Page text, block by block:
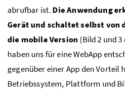
abrufbar ist. Die Anwendung
Gerät und schaltet selbst von
die mobile Version (Bild 2 und
haben uns für eine WebApp
gegenüber einer App den Vorteil
Betriebssystem, Plattform und